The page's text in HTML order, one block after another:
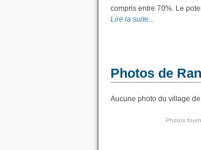
compris entre 70%. Le
Lire la suite...
Photos de
Aucune photo du village
Photos